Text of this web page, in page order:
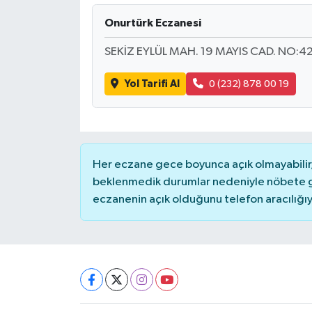
Onurtürk Eczanesi
SEKİZ EYLÜL MAH. 19 MAYIS CAD.
Yol Tarifi Al 0 (232) 878 00 19
Her eczane gece boyunca açık
beklenmedik durumlar nedeniyle nöbete
eczanenin açık olduğunu telefon
VİDEO HABERLER
YAZARLAR
MAGAZİN